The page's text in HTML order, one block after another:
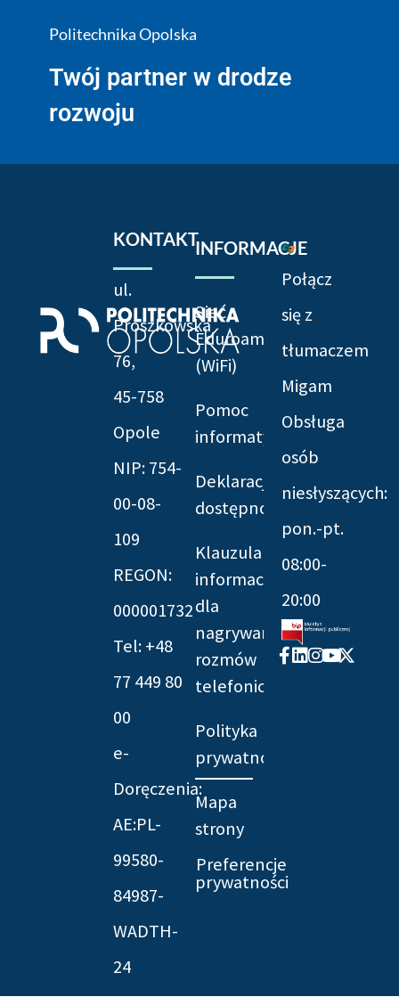
Politechnika Opolska
Twój partner w drodze
rozwoju
KONTAKT
ul.
Prószkowska
76,
45-758
Opole
NIP: 754-
00-08-
109
REGON:
000001732
Tel: +48
77 449 80
00
e-
Doręczenia:
AE:PL-
99580-
84987-
WADTH-
24
INFORMACJE
Sieć
Eduroam
(WiFi)
Pomoc
informatyczna
Deklaracja
dostępności
Klauzula
informacyjna
dla
nagrywania
rozmów
telefonicznych
Polityka
prywatności
Mapa
strony
Preferencje
prywatności
Połącz
się z
tłumaczem
Migam
Obsługa
osób
niesłyszących:
pon.-pt.
08:00-
20:00
Facebook-
f
Linkedin
Instagram
Youtube
X-